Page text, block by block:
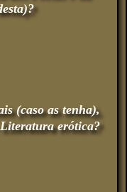
(caso as tenha),
erótica?